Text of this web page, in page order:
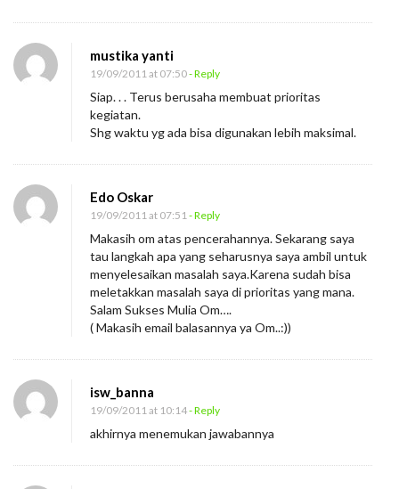
g
a
n
M
e
t
u
k
a
r
i
o
r
mustika yanti
19/09/2011 at 07:50- Reply
Siap. . . Terus berusaha membuat prioritas
kegiatan.
Shg waktu yg ada bisa digunakan lebih maksimal.
Edo Oskar
19/09/2011 at 07:51- Reply
Makasih om atas pencerahannya. Sekarang saya
tau langkah apa yang seharusnya saya ambil untuk
menyelesaikan masalah saya.Karena sudah bisa
meletakkan masalah saya di prioritas yang mana.
Salam Sukses Mulia Om….
( Makasih email balasannya ya Om..:))
isw_banna
19/09/2011 at 10:14- Reply
akhirnya menemukan jawabannya